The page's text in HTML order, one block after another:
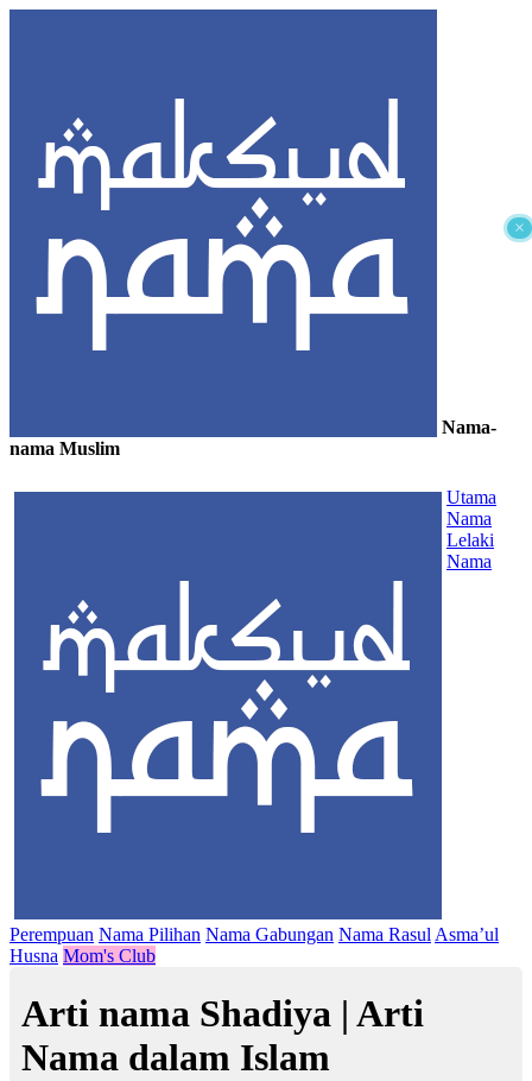
×
Nama-
nama Muslim
Utama
Nama
Lelaki
Nama
Perempuan Nama Pilihan Nama Gabungan Nama Rasul Asma’ul
Husna Mom's Club
Arti nama Shadiya | Arti
Nama dalam Islam